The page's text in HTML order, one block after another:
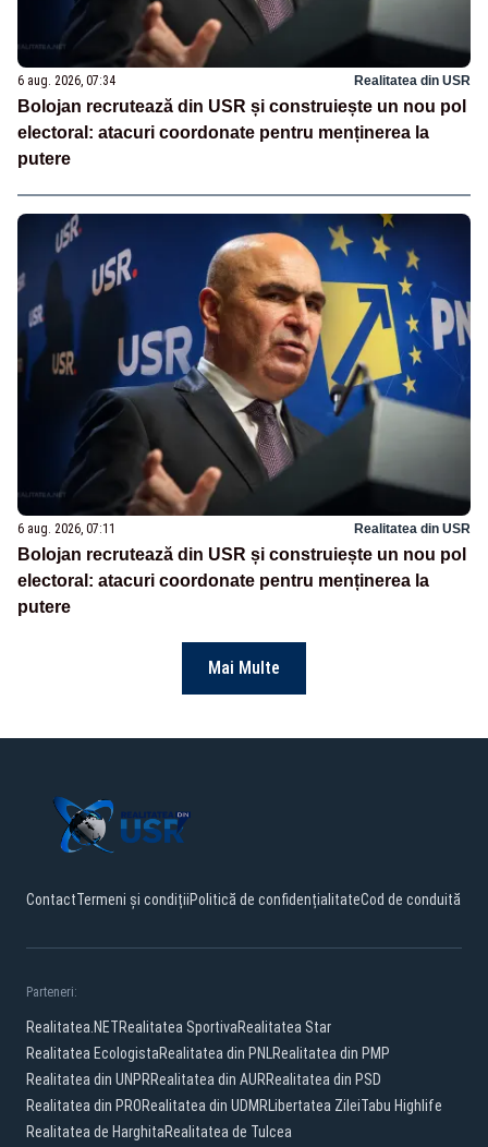
6 aug. 2026, 07:34 Realitatea din USR
Bolojan recrutează din USR și construiește un nou pol
electoral: atacuri coordonate pentru menținerea la
putere
6 aug. 2026, 07:11 Realitatea din USR
Bolojan recrutează din USR și construiește un nou pol
electoral: atacuri coordonate pentru menținerea la
putere
Mai Multe
ContactTermeni și condițiiPolitică de confidențialitateCod de conduită
Parteneri:
Realitatea.NETRealitatea SportivaRealitatea Star
Realitatea EcologistaRealitatea din PNLRealitatea din PMP
Realitatea din UNPRRealitatea din AURRealitatea din PSD
Realitatea din PRORealitatea din UDMRLibertatea ZileiTabu Highlife
Realitatea de HarghitaRealitatea de Tulcea